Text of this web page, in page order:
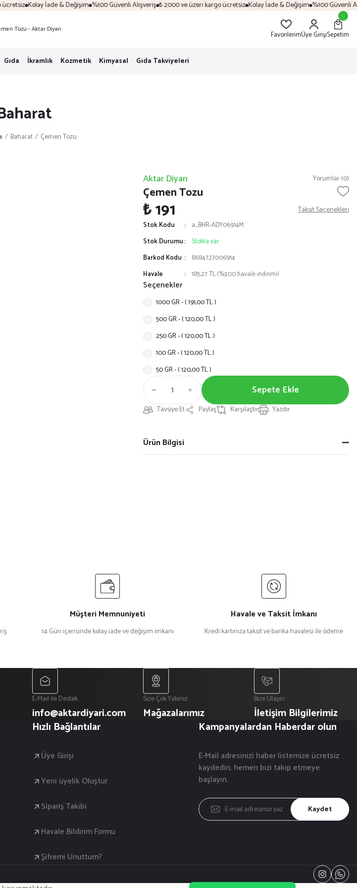
Kolay İade & Değişim %100 Güvenli Alışveriş ₺ 2000 ve üzeri kargo ücretsiz Kolay İade & Değişim %100 Güvenli
FavorilerimÜye GirişiSepetim
Gıda İkramlık Kozmetik Kimyasal Gıda Takviyeleri
Baharat Çemen Tozu
Aktar Diyarı Yorumlar (0)
Çemen Tozu
₺ 191 Taksit Seçenekleri
Stok Kodu
a_BHR-ADY06914M
Stok Durumu
Stokta var
Barkod Kodu
8684727006914
Havale
185,27 TL (%3,00 havale indirimi)
Seçenekler
1000 GR - ( 191,00 TL )
500 GR - ( 120,00 TL )
250 GR - ( 120,00 TL )
100 GR - ( 120,00 TL )
50 GR - ( 120,00 TL )
Sepete Ekle
Tavsiye Et Paylaş Karşılaştır Yazdır
Ürün Bilgisi
Müşteri Memnuniyeti
14 Gün içerisinde kolay iade ve değişim imkanı
Havale ve Taksit İmkanı
Kredi kartınıza taksit ve banka havalesi ile ödeme
E-Mail ile Destek
info@aktardiyari.com
Size Çok Yakınız
Mağazalarımız
Bize Ulaşın
İletişim Bilgilerimiz
Hızlı Bağlantılar
Üye Girişi
Yeni üyelik Oluştur
Sipariş Takibi
Havale Bildirim Formu
Şifremi Unuttum?
Kampanyalardan Haberdar olun
E-Mail adresinizi haber listemize ücretsiz
kaydedin, hemen bizi takip etmeye
başlayın.
Kaydet